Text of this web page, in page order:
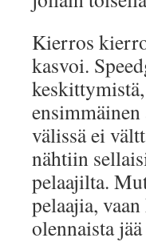
Kierros
kasvoi.
ensimmäinen
välissä ei
nähtiin
pelaajilta.
pelaajia,
olennaista